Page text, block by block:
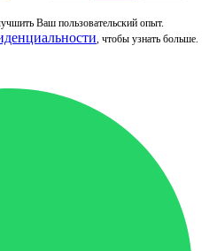
Ваш пользовательский опыт.
, чтобы узнать больше.